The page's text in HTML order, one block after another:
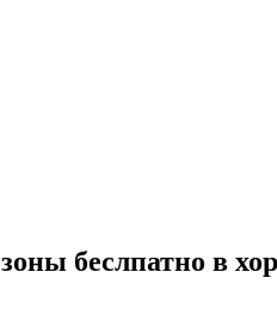
беслпатно в